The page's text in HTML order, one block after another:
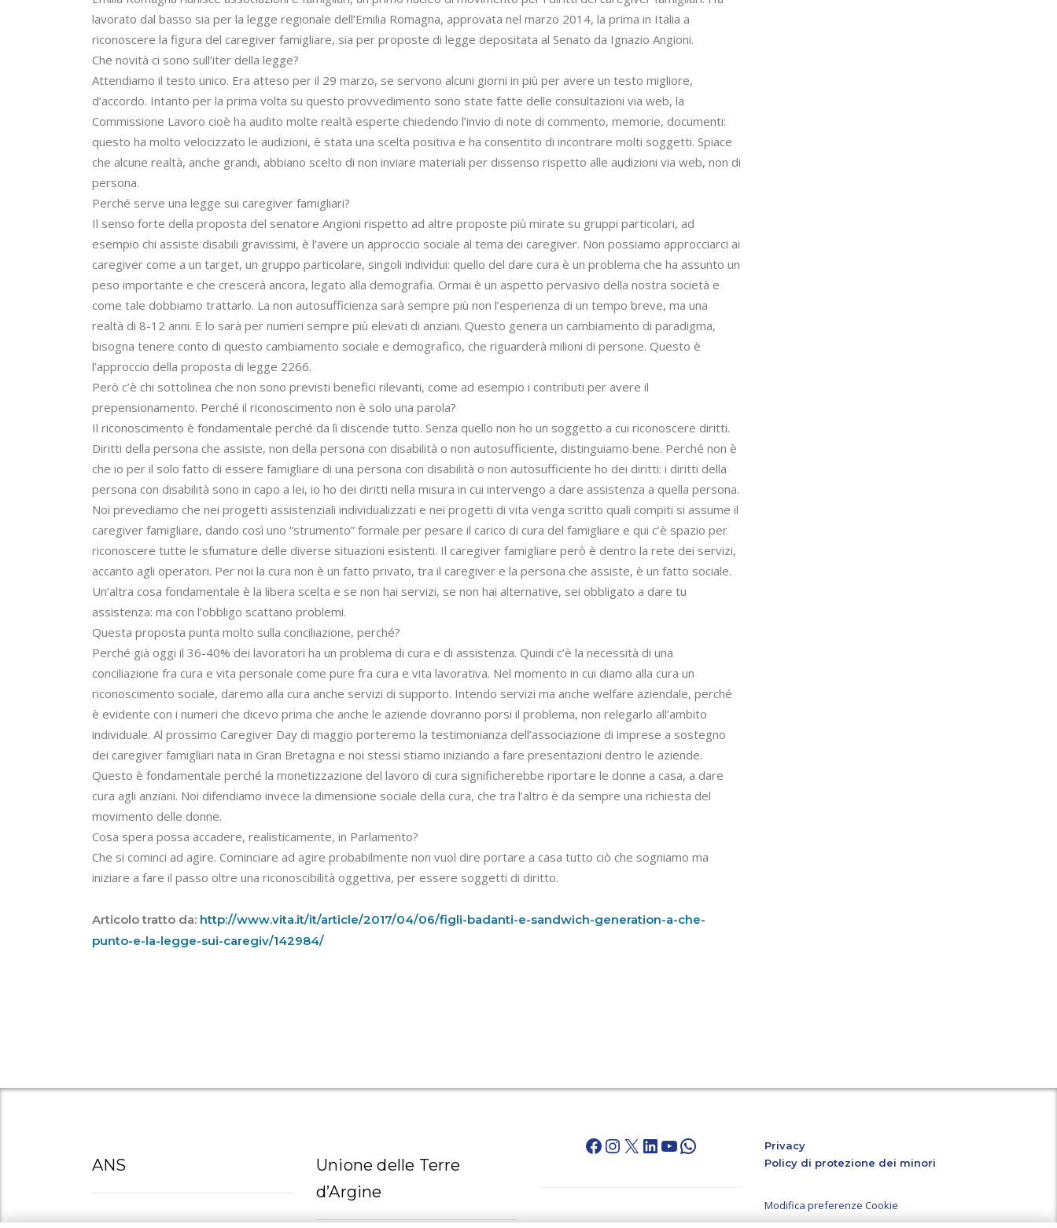
lavorato dal basso sia per la legge regionale dell’Emilia Romagna, approvata nel marzo 2014, la prima in Italia a
riconoscere la figura del caregiver famigliare, sia per proposte di legge depositata al Senato da Ignazio Angioni.
Che novità ci sono sull’iter della legge?
Attendiamo il testo unico. Era atteso per il 29 marzo, se servono alcuni giorni in più per avere un testo migliore,
d’accordo. Intanto per la prima volta su questo provvedimento sono state fatte delle consultazioni via web, la
Commissione Lavoro cioè ha audito molte realtà esperte chiedendo l’invio di note di commento, memorie, documenti:
questo ha molto velocizzato le audizioni, è stata una scelta positiva e ha consentito di incontrare molti soggetti. Spiace
che alcune realtà, anche grandi, abbiano scelto di non inviare materiali per dissenso rispetto alle audizioni via web, non di
persona.
Perché serve una legge sui caregiver famigliari?
Il senso forte della proposta del senatore Angioni rispetto ad altre proposte più mirate su gruppi particolari, ad
esempio chi assiste disabili gravissimi, è l’avere un approccio sociale al tema dei caregiver. Non possiamo approcciarci ai
caregiver come a un target, un gruppo particolare, singoli individui: quello del dare cura è un problema che ha assunto un
peso importante e che crescerà ancora, legato alla demografia. Ormai è un aspetto pervasivo della nostra società e
come tale dobbiamo trattarlo. La non autosufficienza sarà sempre più non l’esperienza di un tempo breve, ma una
realtà di 8-12 anni. E lo sarà per numeri sempre più elevati di anziani. Questo genera un cambiamento di paradigma,
bisogna tenere conto di questo cambiamento sociale e demografico, che riguarderà milioni di persone. Questo è
l’approccio della proposta di legge 2266.
Però c’è chi sottolinea che non sono previsti benefici rilevanti, come ad esempio i contributi per avere il
prepensionamento. Perché il riconoscimento non è solo una parola?
Il riconoscimento è fondamentale perché da lì discende tutto. Senza quello non ho un soggetto a cui riconoscere diritti.
Diritti della persona che assiste, non della persona con disabilità o non autosufficiente, distinguiamo bene. Perché non è
che io per il solo fatto di essere famigliare di una persona con disabilità o non autosufficiente ho dei diritti: i diritti della
persona con disabilità sono in capo a lei, io ho dei diritti nella misura in cui intervengo a dare assistenza a quella persona.
Noi prevediamo che nei progetti assistenziali individualizzati e nei progetti di vita venga scritto quali compiti si assume il
caregiver famigliare, dando così uno “strumento” formale per pesare il carico di cura del famigliare e qui c’è spazio per
riconoscere tutte le sfumature delle diverse situazioni esistenti. Il caregiver famigliare però è dentro la rete dei servizi,
accanto agli operatori. Per noi la cura non è un fatto privato, tra il caregiver e la persona che assiste, è un fatto sociale.
Un’altra cosa fondamentale è la libera scelta e se non hai servizi, se non hai alternative, sei obbligato a dare tu
assistenza: ma con l’obbligo scattano problemi.
Questa proposta punta molto sulla conciliazione, perché?
Perché già oggi il 36-40% dei lavoratori ha un problema di cura e di assistenza. Quindi c’è la necessità di una
conciliazione fra cura e vita personale come pure fra cura e vita lavorativa. Nel momento in cui diamo alla cura un
riconoscimento sociale, daremo alla cura anche servizi di supporto. Intendo servizi ma anche welfare aziendale, perché
è evidente con i numeri che dicevo prima che anche le aziende dovranno porsi il problema, non relegarlo all’ambito
individuale. Al prossimo Caregiver Day di maggio porteremo la testimonianza dell’associazione di imprese a sostegno
dei caregiver famigliari nata in Gran Bretagna e noi stessi stiamo iniziando a fare presentazioni dentro le aziende.
Questo è fondamentale perché la monetizzazione del lavoro di cura significherebbe riportare le donne a casa, a dare
cura agli anziani. Noi difendiamo invece la dimensione sociale della cura, che tra l’altro è da sempre una richiesta del
movimento delle donne.
Cosa spera possa accadere, realisticamente, in Parlamento?
Che si cominci ad agire. Cominciare ad agire probabilmente non vuol dire portare a casa tutto ciò che sogniamo ma
iniziare a fare il passo oltre una riconoscibilità oggettiva, per essere soggetti di diritto.
Articolo tratto da: http://www.vita.it/it/article/2017/04/06/figli-badanti-e-sandwich-generation-a-che-
punto-e-la-legge-sui-caregiv/142984/
ANS
Unione delle Terre
d’Argine
Facebook
Instagram
X LinkedIn
YouTube
WhatsAppPrivacy
Policy di protezione dei minori
Modifica preferenze Cookie